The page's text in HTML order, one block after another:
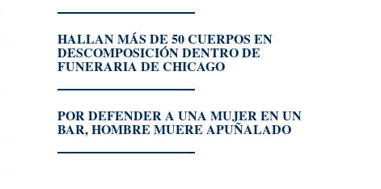
HALLAN MÁS DE 50 CUERPOS EN
DESCOMPOSICIÓN DENTRO DE
FUNERARIA DE CHICAGO
POR DEFENDER A UNA MUJER EN UN
BAR, HOMBRE MUERE APUÑALADO